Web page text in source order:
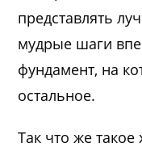
представлять
мудрые шаги
фундамент, на
остальное.
Так что же такое